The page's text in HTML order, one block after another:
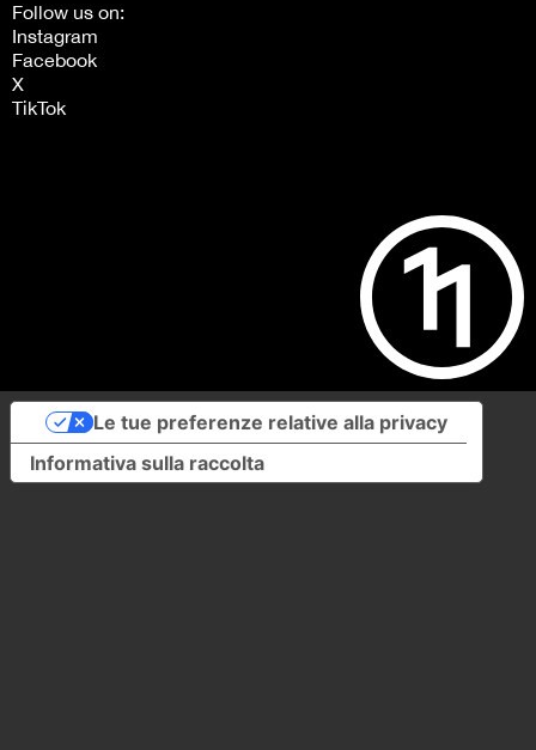
Follow us on:
Instagram
Facebook
X
TikTok
Informativa sulla raccolta
Le tue preferenze relative alla privacy